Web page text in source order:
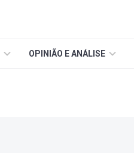
OPINIÃO E ANÁLISE